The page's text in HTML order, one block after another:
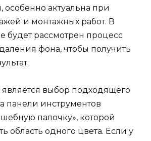
особенно актуальна при
и монтажных работ. В
будет рассмотрен процесс
фона, чтобы получить
выбор подходящего
панели инструментов
палочку», которой
область одного цвета. Если у